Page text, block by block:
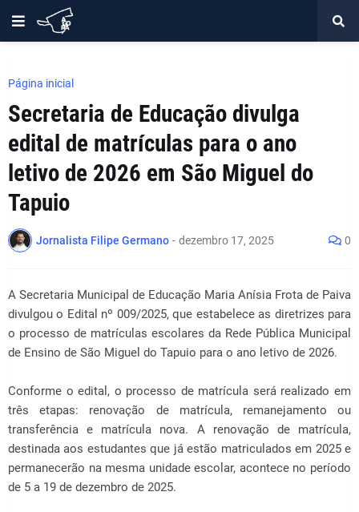
Página inicial
Secretaria de Educação divulga
edital de matrículas para o ano
letivo de 2026 em São Miguel do
Tapuio
Jornalista Filipe Germano - dezembro 17, 2025 0
A Secretaria Municipal de Educação Maria Anísia Frota de Paiva
divulgou o Edital nº 009/2025, que estabelece as diretrizes para
o processo de matrículas escolares da Rede Pública Municipal
de Ensino de São Miguel do Tapuio para o ano letivo de 2026.
Conforme o edital, o processo de matrícula será realizado em
três etapas: renovação de matrícula, remanejamento ou
transferência e matrícula nova. A renovação de matrícula,
destinada aos estudantes que já estão matriculados em 2025 e
permanecerão na mesma unidade escolar, acontece no período
de 5 a 19 de dezembro de 2025.